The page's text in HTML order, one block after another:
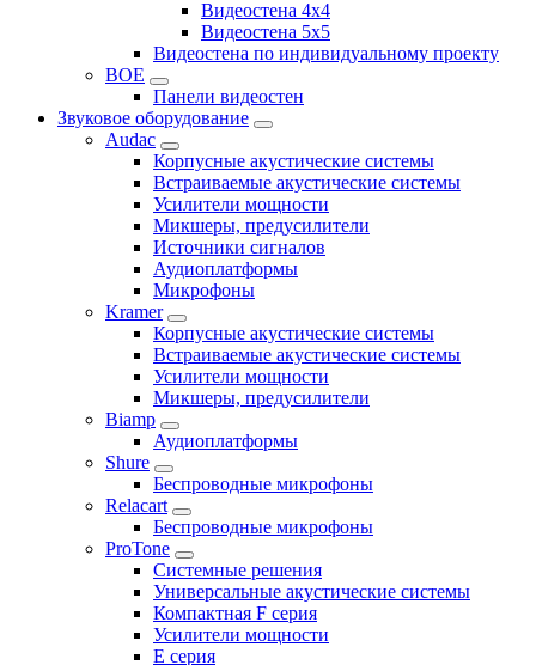
Видеостена 4x4
Видеостена 5x5
Видеостена по индивидуальному проекту
BOE
Панели видеостен
Звуковое оборудование
Audac
Корпусные акустические системы
Встраиваемые акустические системы
Усилители мощности
Микшеры, предусилители
Источники сигналов
Аудиоплатформы
Микрофоны
Kramer
Корпусные акустические системы
Встраиваемые акустические системы
Усилители мощности
Микшеры, предусилители
Biamp
Аудиоплатформы
Shure
Беспроводные микрофоны
Relacart
Беспроводные микрофоны
ProTone
Системные решения
Универсальные акустические системы
Компактная F серия
Усилители мощности
E серия